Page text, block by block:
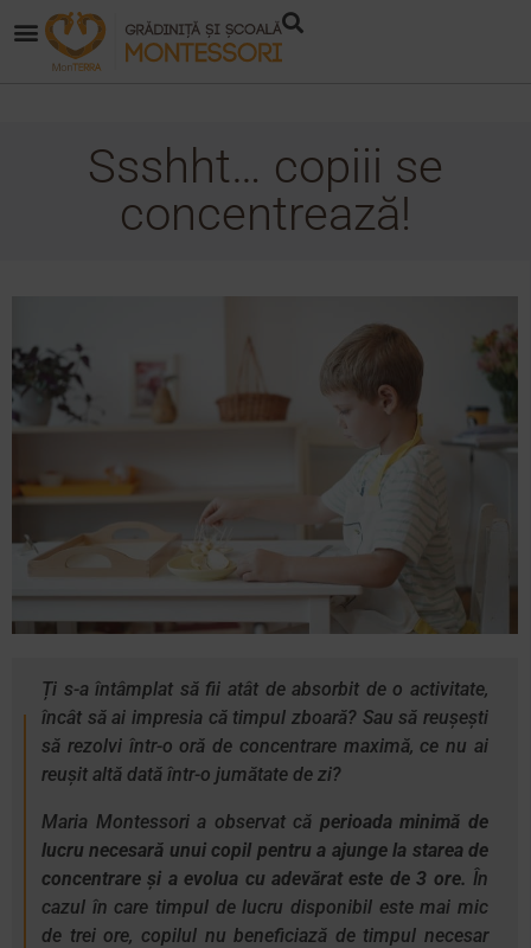
Ssshht… copiii se
concentrează!
Ți s-a întâmplat să fii atât de absorbit de o activitate,
încât să ai impresia că timpul zboară? Sau să reușești
să rezolvi într-o oră de concentrare maximă, ce nu ai
reușit altă dată într-o jumătate de zi?
Maria Montessori a observat că perioada minimă de
lucru necesară unui copil pentru a ajunge la starea de
concentrare și a evolua cu adevărat este de 3 ore. În
cazul în care timpul de lucru disponibil este mai mic
de trei ore, copilul nu beneficiază de timpul necesar